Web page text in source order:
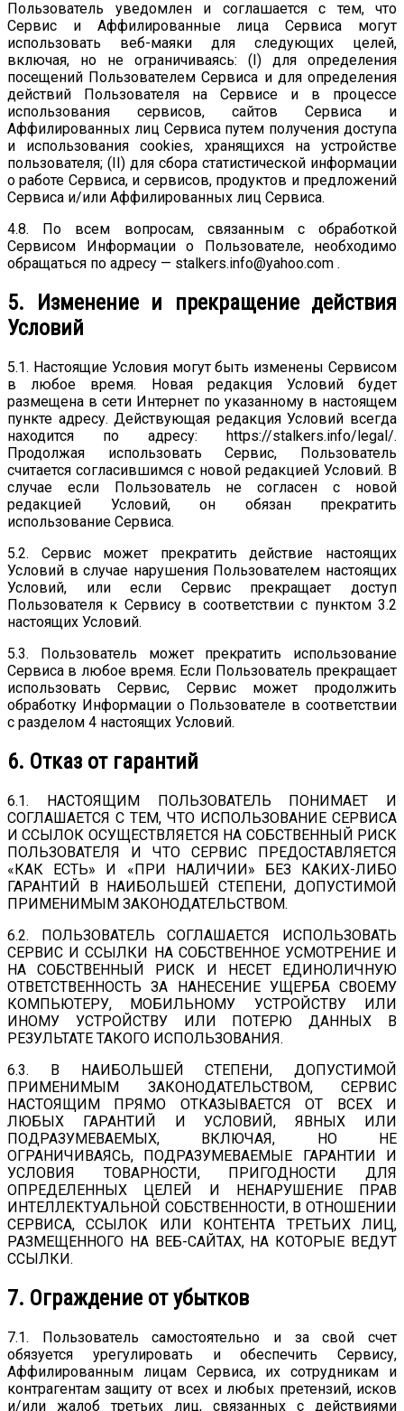
Пользователь уведомлен и соглашается с тем, что
Сервис и Аффилированные лица Сервиса могут
использовать веб-маяки для следующих целей,
включая, но не ограничиваясь: (I) для определения
посещений Пользователем Сервиса и для определения
действий Пользователя на Сервисе и в процессе
использования сервисов, сайтов Сервиса и
Аффилированных лиц Сервиса путем получения доступа
и использования cookies, хранящихся на устройстве
пользователя; (II) для сбора статистической информации
о работе Сервиса, и сервисов, продуктов и предложений
Сервиса и/или Аффилированных лиц Сервиса.
4.8. По всем вопросам, связанным с обработкой
Сервисом Информации о Пользователе, необходимо
обращаться по адресу — stalkers.info@yahoo.com .
5. Изменение и прекращение действия
Условий
5.1. Настоящие Условия могут быть изменены Сервисом
в любое время. Новая редакция Условий будет
размещена в сети Интернет по указанному в настоящем
пункте адресу. Действующая редакция Условий всегда
находится по адресу: https://stalkers.info/legal/.
Продолжая использовать Сервис, Пользователь
считается согласившимся с новой редакцией Условий. В
случае если Пользователь не согласен с новой
редакцией Условий, он обязан прекратить
использование Сервиса.
5.2. Сервис может прекратить действие настоящих
Условий в случае нарушения Пользователем настоящих
Условий, или если Сервис прекращает доступ
Пользователя к Сервису в соответствии с пунктом 3.2
настоящих Условий.
5.3. Пользователь может прекратить использование
Сервиса в любое время. Если Пользователь прекращает
использовать Сервис, Сервис может продолжить
обработку Информации о Пользователе в соответствии
с разделом 4 настоящих Условий.
6. Отказ от гарантий
6.1. НАСТОЯЩИМ ПОЛЬЗОВАТЕЛЬ ПОНИМАЕТ И
СОГЛАШАЕТСЯ С ТЕМ, ЧТО ИСПОЛЬЗОВАНИЕ СЕРВИСА
И ССЫЛОК ОСУЩЕСТВЛЯЕТСЯ НА СОБСТВЕННЫЙ РИСК
ПОЛЬЗОВАТЕЛЯ И ЧТО СЕРВИС ПРЕДОСТАВЛЯЕТСЯ
«КАК ЕСТЬ» И «ПРИ НАЛИЧИИ» БЕЗ КАКИХ-ЛИБО
ГАРАНТИЙ В НАИБОЛЬШЕЙ СТЕПЕНИ, ДОПУСТИМОЙ
ПРИМЕНИМЫМ ЗАКОНОДАТЕЛЬСТВОМ.
6.2. ПОЛЬЗОВАТЕЛЬ СОГЛАШАЕТСЯ ИСПОЛЬЗОВАТЬ
СЕРВИС И ССЫЛКИ НА СОБСТВЕННОЕ УСМОТРЕНИЕ И
НА СОБСТВЕННЫЙ РИСК И НЕСЕТ ЕДИНОЛИЧНУЮ
ОТВЕТСТВЕННОСТЬ ЗА НАНЕСЕНИЕ УЩЕРБА СВОЕМУ
КОМПЬЮТЕРУ, МОБИЛЬНОМУ УСТРОЙСТВУ ИЛИ
ИНОМУ УСТРОЙСТВУ ИЛИ ПОТЕРЮ ДАННЫХ В
РЕЗУЛЬТАТЕ ТАКОГО ИСПОЛЬЗОВАНИЯ.
6.3. В НАИБОЛЬШЕЙ СТЕПЕНИ, ДОПУСТИМОЙ
ПРИМЕНИМЫМ ЗАКОНОДАТЕЛЬСТВОМ, СЕРВИС
НАСТОЯЩИМ ПРЯМО ОТКАЗЫВАЕТСЯ ОТ ВСЕХ И
ЛЮБЫХ ГАРАНТИЙ И УСЛОВИЙ, ЯВНЫХ ИЛИ
ПОДРАЗУМЕВАЕМЫХ, ВКЛЮЧАЯ, НО НЕ
ОГРАНИЧИВАЯСЬ, ПОДРАЗУМЕВАЕМЫЕ ГАРАНТИИ И
УСЛОВИЯ ТОВАРНОСТИ, ПРИГОДНОСТИ ДЛЯ
ОПРЕДЕЛЕННЫХ ЦЕЛЕЙ И НЕНАРУШЕНИЕ ПРАВ
ИНТЕЛЛЕКТУАЛЬНОЙ СОБСТВЕННОСТИ, В ОТНОШЕНИИ
СЕРВИСА, ССЫЛОК ИЛИ КОНТЕНТА ТРЕТЬИХ ЛИЦ,
РАЗМЕЩЕННОГО НА ВЕБ-САЙТАХ, НА КОТОРЫЕ ВЕДУТ
ССЫЛКИ.
7. Ограждение от убытков
7.1. Пользователь самостоятельно и за свой счет
обязуется урегулировать и обеспечить Сервису,
Аффилированным лицам Сервиса, их сотрудникам и
контрагентам защиту от всех и любых претензий, исков
и/или жалоб третьих лиц, связанных с действиями